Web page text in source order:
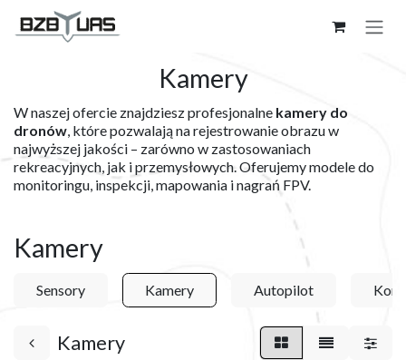
Skip to Content
Kamery
W naszej ofercie znajdziesz profesjonalne kamery do
dronów, które pozwalają na rejestrowanie obrazu w
najwyższej jakości – zarówno w zastosowaniach
rekreacyjnych, jak i przemysłowych. Oferujemy modele do
monitoringu, inspekcji, mapowania i nagrań FPV.
Kamery
Sensory Kamery Autopilot
Kamery